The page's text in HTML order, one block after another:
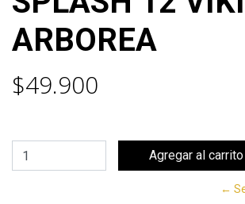
ARBOREA
$49.900
←